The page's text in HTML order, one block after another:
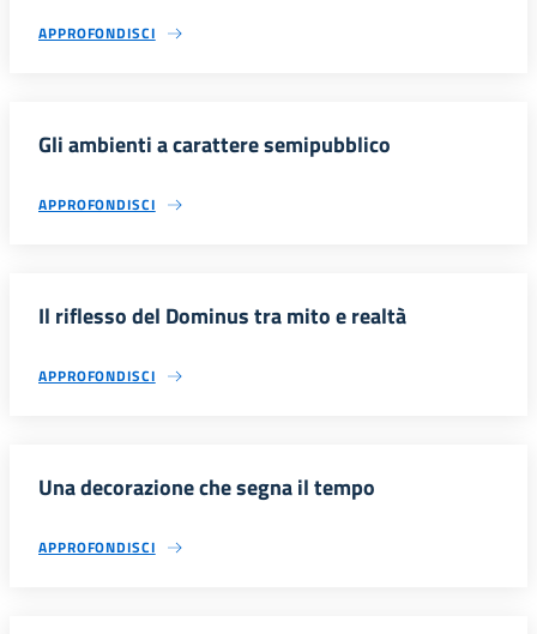
APPROFONDISCI
Gli ambienti a carattere semipubblico
APPROFONDISCI
Il riflesso del Dominus tra mito e realtà
APPROFONDISCI
Una decorazione che segna il tempo
APPROFONDISCI